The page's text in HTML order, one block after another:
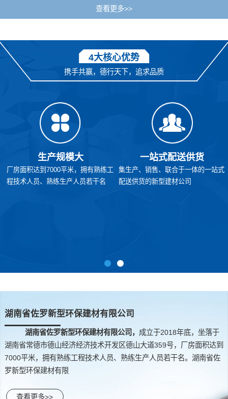
查看更多>>
4大核心优势
携手共赢，德行天下，追求品质
生产规模大
厂房面积达到7000平米，拥有熟练工
程技术人员、熟练生产人员若干名
一站式配送供货
集生产、销售、联合于一体的一站式
配送供货的新型建材公司
湖南省佐罗新型环保建材有限公司
湖南省佐罗新型环保建材有限公司， 成立于2018年底，坐落于
湖南省常德市德山经济经济技术开发区德山大道359号，厂房面积达到
7000平米，拥有熟练工程技术人员、熟练生产人员若干名。湖南省佐
罗新型环保建材有限
查看更多>>